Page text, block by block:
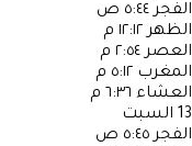
الفجر ٥:٤٤ ص
الظهر ١٢:١٢ م
العصر ٢:٥٤ م
المغرب ٥:١٢ م
العشاء ٦:٣٦ م
13 السبت
الفجر ٥:٤٥ ص